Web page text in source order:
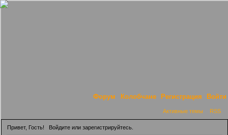
Форум Колобчане Регистрация Войти
Активные темы RSS
Привет, Гость! Войдитеили зарегистрируйтесь.